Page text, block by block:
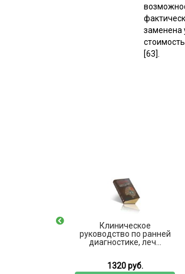
заменена
[63].
Клиническое
руководство по ранней
диагностике, леч...
1320 руб.